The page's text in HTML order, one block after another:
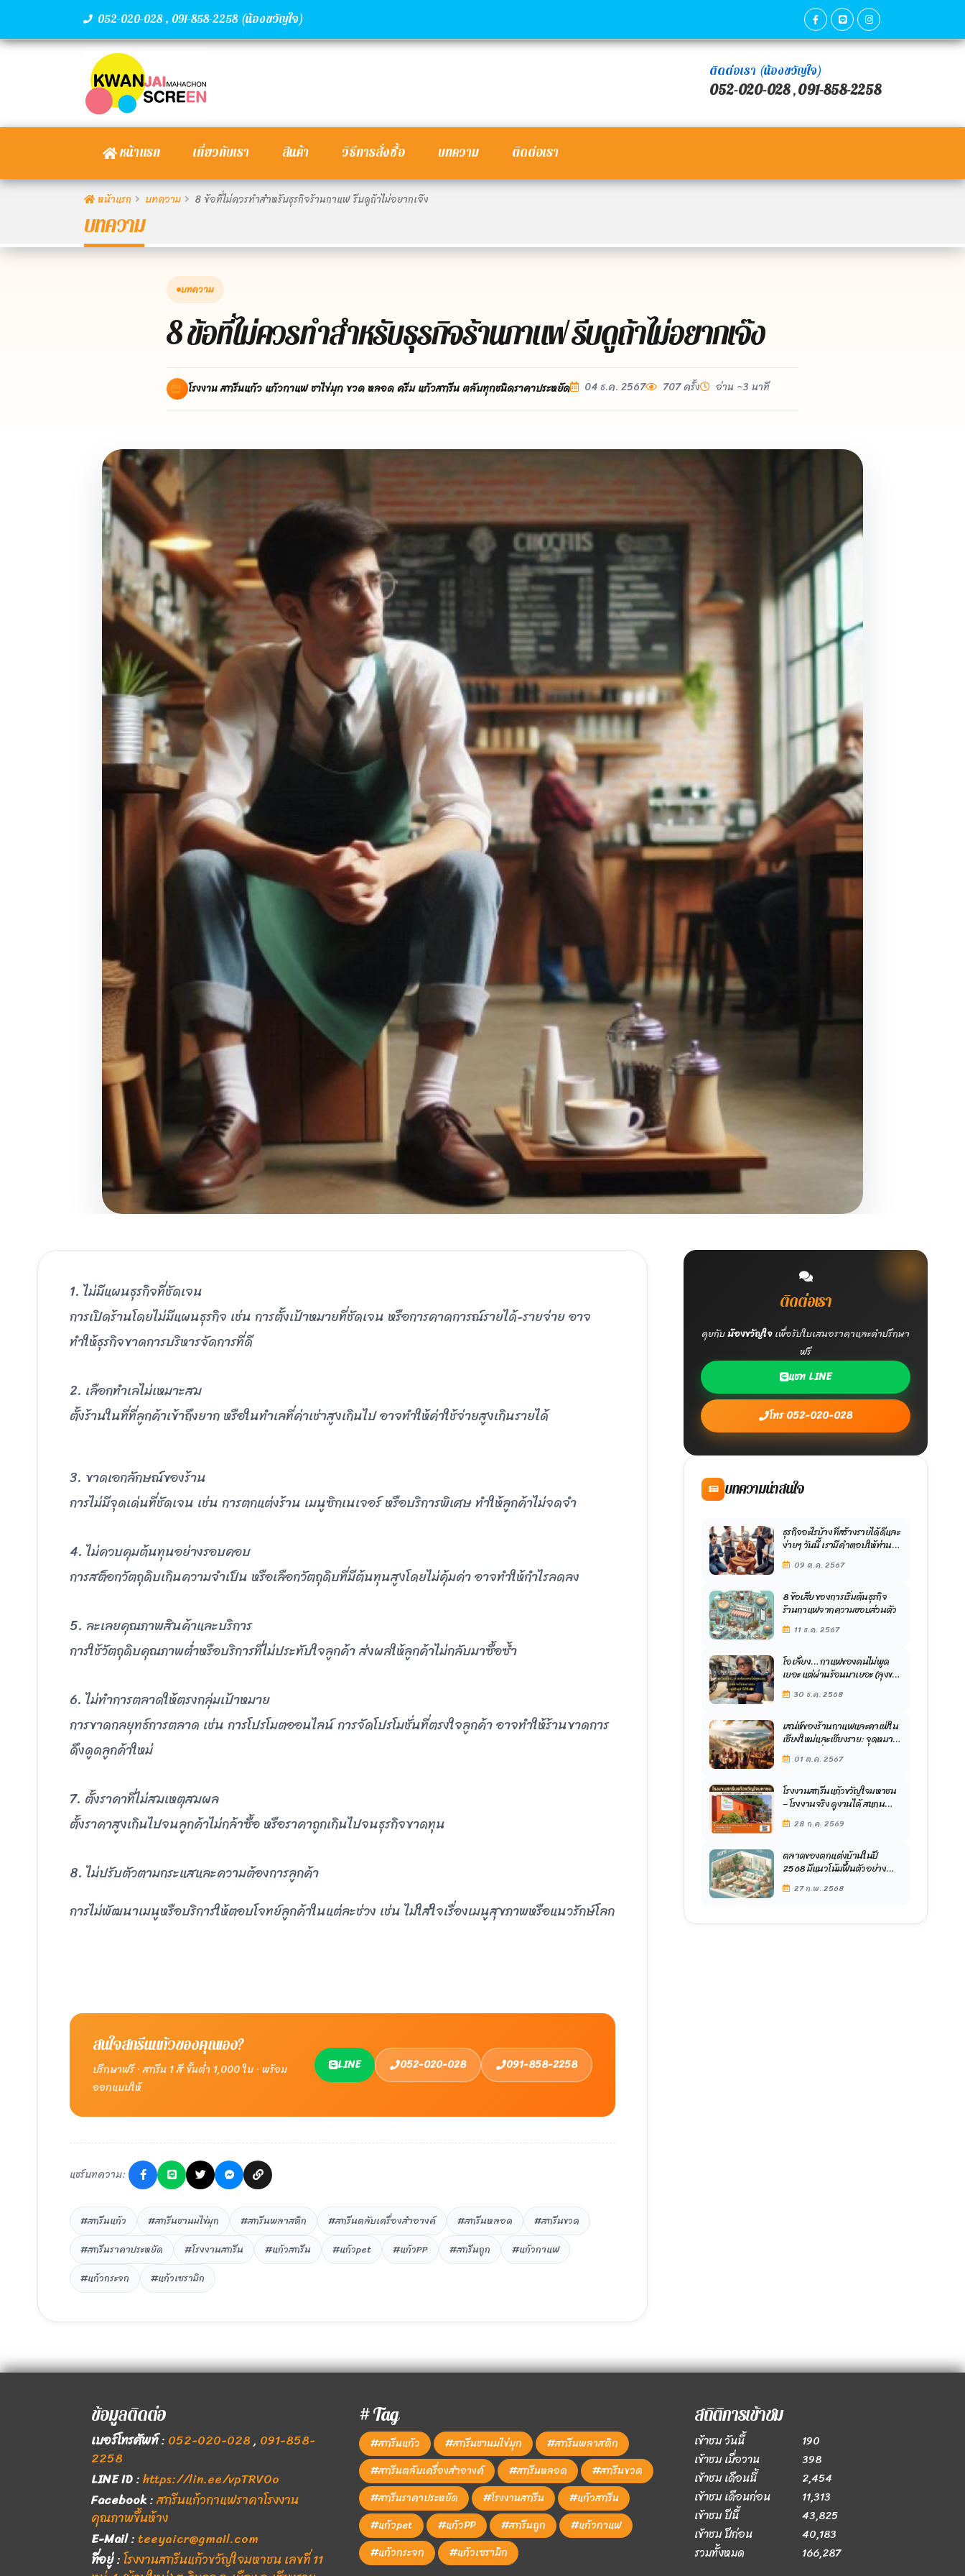
052-020-028 , 091-858-2258 (น้องขวัญใจ)
ติดต่อเรา (น้องขวัญใจ)
052-020-028,091-858-2258
หน้าแรก เกี่ยวกับเรา สินค้า วิธีการสั่งซื้อ บทความ ติดต่อเรา
หน้าแรก บทความ 8 ข้อที่ไม่ควรทำสำหรับธุรกิจร้านกาแฟ รีบดูถ้าไม่อยากเจ๊ง
บทความ
บทความ
8 ข้อที่ไม่ควรทำสำหรับธุรกิจร้านกาแฟ รีบดูถ้าไม่อยากเจ๊ง
โรงงาน สกรีนแก้ว แก้วกาแฟ ชาไข่มุก ขวด หลอด ครีม แก้วสกรีน ตลับทุกชนิดราคาประหยัด 04 ธ.ค. 2567 707 ครั้ง อ่าน ~3 นาที
1. ไม่มีแผนธุรกิจที่ชัดเจน
การเปิดร้านโดยไม่มีแผนธุรกิจ เช่น การตั้งเป้าหมายที่ชัดเจน หรือการคาดการณ์รายได้-รายจ่าย อาจ
ทำให้ธุรกิจขาดการบริหารจัดการที่ดี
2. เลือกทำเลไม่เหมาะสม
ตั้งร้านในที่ที่ลูกค้าเข้าถึงยาก หรือในทำเลที่ค่าเช่าสูงเกินไป อาจทำให้ค่าใช้จ่ายสูงเกินรายได้
3. ขาดเอกลักษณ์ของร้าน
การไม่มีจุดเด่นที่ชัดเจน เช่น การตกแต่งร้าน เมนูซิกเนเจอร์ หรือบริการพิเศษ ทำให้ลูกค้าไม่จดจำ
4. ไม่ควบคุมต้นทุนอย่างรอบคอบ
การสต็อกวัตถุดิบเกินความจำเป็น หรือเลือกวัตถุดิบที่มีต้นทุนสูงโดยไม่คุ้มค่า อาจทำให้กำไรลดลง
5. ละเลยคุณภาพสินค้าและบริการ
การใช้วัตถุดิบคุณภาพต่ำหรือบริการที่ไม่ประทับใจลูกค้า ส่งผลให้ลูกค้าไม่กลับมาซื้อซ้ำ
6. ไม่ทำการตลาดให้ตรงกลุ่มเป้าหมาย
การขาดกลยุทธ์การตลาด เช่น การโปรโมตออนไลน์ การจัดโปรโมชั่นที่ตรงใจลูกค้า อาจทำให้ร้านขาดการ
ดึงดูดลูกค้าใหม่
7. ตั้งราคาที่ไม่สมเหตุสมผล
ตั้งราคาสูงเกินไปจนลูกค้าไม่กล้าซื้อ หรือราคาถูกเกินไปจนธุรกิจขาดทุน
8. ไม่ปรับตัวตามกระแสและความต้องการลูกค้า
การไม่พัฒนาเมนูหรือบริการให้ตอบโจทย์ลูกค้าในแต่ละช่วง เช่น ไม่ใส่ใจเรื่องเมนูสุขภาพหรือแนวรักษ์โลก
สนใจสกรีนแก้วของคุณเอง?
ปรึกษาฟรี · สกรีน 1 สี ขั้นต่ำ 1,000 ใบ · พร้อม
ออกแบบให้
LINE 052-020-028 091-858-2258
แชร์บทความ:
#สกรีนแก้ว #สกรีนชานมไข่มุก #สกรีนพลาสติก #สกรีนตลับเครื่องสำอางค์ #สกรีนหลอด
#สกรีนขวด
#สกรีนราคาประหยัด
#โรงงานสกรีน #แก้วสกรีน #แก้วpet #แก้วPP #สกรีนถูก
#แก้วกาแฟ
#แก้วกระจก
#แก้วเซรามิก
ติดต่อเรา
คุยกับน้องขวัญใจเพื่อรับใบเสนอราคาและคำปรึกษา
ฟรี
แชท LINE
โทร 052-020-028
บทความน่าสนใจ
ธุรกิจอะไรบ้าง ที่สร้างรายได้ดีและ
ง่ายๆ วันนี้ เรามีคำตอบให้ท่าน
ลองเลือกไปใช้ก้นได้เลย ลงทุน
ต่ำ กำไรสูง
09 ต.ค. 2567
8 ข้อเสีย ของการเริ่มต้นธุรกิจ
ร้านกาแฟจากความชอบส่วนตัว
11 ธ.ค. 2567
โอเลี้ยง… กาแฟของคนไม่พูด
เยอะ แต่ผ่านร้อนมาเยอะ (ลุงขอ
เล่าให้ฟัง)
30 ธ.ค. 2568
เสน่ห์ของร้านกาแฟและคาเฟ่ใน
เชียงใหม่และเชียงราย: จุดหมาย
ปลายทางที่น่าหลงใหลในปี
256701 ต.ค. 2567
โรงงานสกรีนแก้วขวัญใจมหาชน
– โรงงานจริง ดูงานได้ สแกน
นำทางมาได้เลย
28 ก.ค. 2569
ตลาดของตกแต่งบ้านในปี
2568 มีแนวโน้มฟื้นตัวอย่าง
ค่อยเป็นค่อยไป
27 ก.พ. 2568
ข้อมูลติดต่อ
เบอร์โทรศัพท์: 052-020-028, 091-858-
2258
LINE ID:https://lin.ee/vpTRVOo
Facebook:สกรีนแก้วกาแฟราคาโรงงาน
คุณภาพขึ้นห้าง
E-Mail:teeyaicr@gmail.com
ที่อยู่:โรงงานสกรีนแก้วขวัญใจมหาชน เลขที่ 11
# Tag
#สกรีนแก้ว #สกรีนชานมไข่มุก
#สกรีนพลาสติก
#สกรีนตลับเครื่องสำอางค์
#สกรีนหลอด
#สกรีนขวด
#สกรีนราคาประหยัด
#โรงงานสกรีน
#แก้วสกรีน
#แก้วpet
#แก้วPP #สกรีนถูก
#แก้วกาแฟ
#แก้วกระจก
#แก้วเซรามิก
สถิติการเข้าชม
เข้าชม วันนี้
190
เข้าชม เมื่อวาน
398
เข้าชม เดือนนี้
2,454
เข้าชม เดือนก่อน
11,313
เข้าชม ปีนี้
43,825
เข้าชม ปีก่อน
40,183
รวมทั้งหมด
166,287